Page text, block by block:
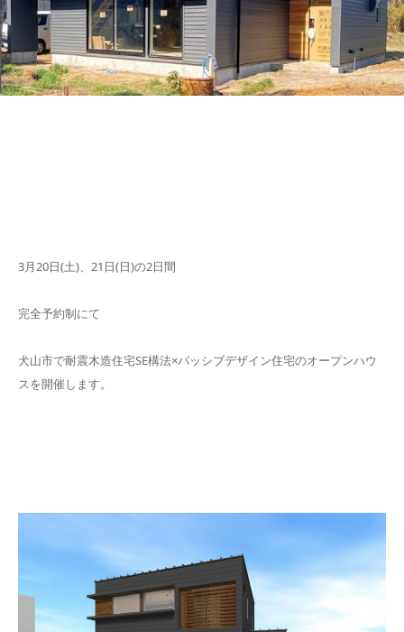
3月20日(土)、21日(日)の2日間
完全予約制にて
犬山市で耐震木造住宅SE構法×パッシブデザイン住宅のオープンハウ
スを開催します。